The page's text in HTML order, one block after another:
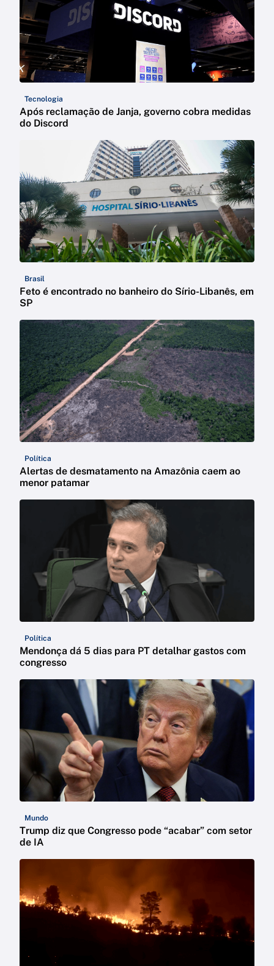
Tecnologia
Após reclamação de Janja, governo cobra medidas
do Discord
Brasil
Feto é encontrado no banheiro do Sírio-Libanês, em
SP
Política
Alertas de desmatamento na Amazônia caem ao
menor patamar
Política
Mendonça dá 5 dias para PT detalhar gastos com
congresso
Mundo
Trump diz que Congresso pode “acabar” com setor
de IA